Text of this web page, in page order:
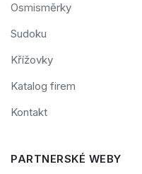
Osmisměrky
Sudoku
Křížovky
Katalog firem
Kontakt
PARTNERSKÉ WEBY